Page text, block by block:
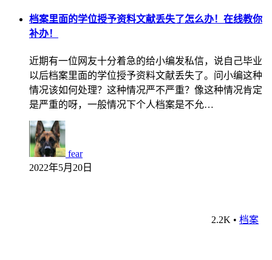
档案里面的学位授予资料文献丢失了怎么办！在线教你
补办！
近期有一位网友十分着急的给小编发私信，说自己毕业
以后档案里面的学位授予资料文献丢失了。问小编这种
情况该如何处理？这种情况严不严重？像这种情况肯定
是严重的呀，一般情况下个人档案是不允…
fear
2022年5月20日
2.2K • 档案